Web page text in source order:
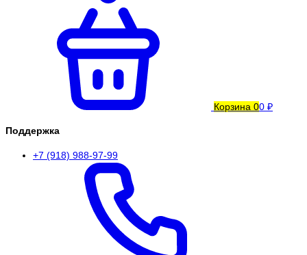
Корзина 00 ₽
Поддержка
+7 (918) 988-97-99